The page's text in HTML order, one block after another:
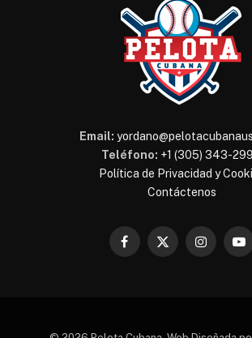
Email:
Teléfono: +1 (305) 343-
Política de Privacidad y
Contáctenos
Facebook
X
Instagram